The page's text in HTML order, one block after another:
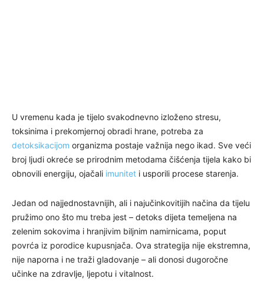
U vremenu kada je tijelo svakodnevno izloženo stresu,
toksinima i prekomjernoj obradi hrane, potreba za
detoksikacijom organizma postaje važnija nego ikad. Sve veći
broj ljudi okreće se prirodnim metodama čišćenja tijela kako bi
obnovili energiju, ojačali imunitet i usporili procese starenja.
Jedan od najjednostavnijih, ali i najučinkovitijih načina da tijelu
pružimo ono što mu treba jest – detoks dijeta temeljena na
zelenim sokovima i hranjivim biljnim namirnicama, poput
povrća iz porodice kupusnjača. Ova strategija nije ekstremna,
nije naporna i ne traži gladovanje – ali donosi dugoročne
učinke na zdravlje, ljepotu i vitalnost.